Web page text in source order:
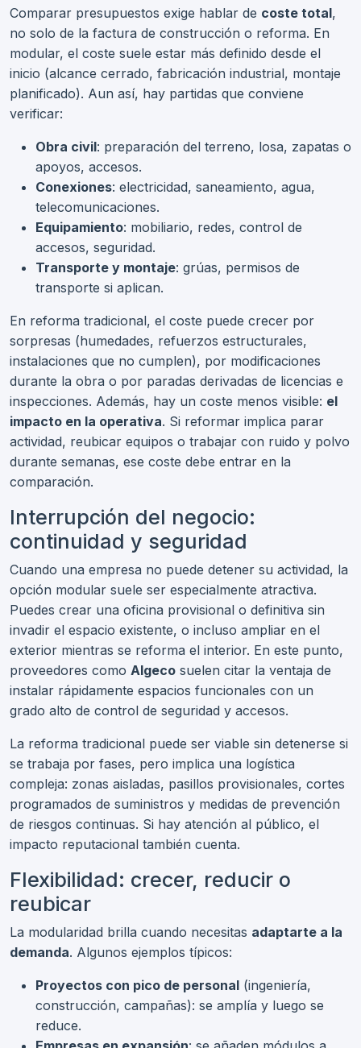
Comparar presupuestos exige hablar de coste total,
no solo de la factura de construcción o reforma. En
modular, el coste suele estar más definido desde el
inicio (alcance cerrado, fabricación industrial, montaje
planificado). Aun así, hay partidas que conviene
verificar:
Obra civil: preparación del terreno, losa, zapatas o
apoyos, accesos.
Conexiones: electricidad, saneamiento, agua,
telecomunicaciones.
Equipamiento: mobiliario, redes, control de
accesos, seguridad.
Transporte y montaje: grúas, permisos de
transporte si aplican.
En reforma tradicional, el coste puede crecer por
sorpresas (humedades, refuerzos estructurales,
instalaciones que no cumplen), por modificaciones
durante la obra o por paradas derivadas de licencias e
inspecciones. Además, hay un coste menos visible: el
impacto en la operativa. Si reformar implica parar
actividad, reubicar equipos o trabajar con ruido y polvo
durante semanas, ese coste debe entrar en la
comparación.
Interrupción del negocio:
continuidad y seguridad
Cuando una empresa no puede detener su actividad, la
opción modular suele ser especialmente atractiva.
Puedes crear una oficina provisional o definitiva sin
invadir el espacio existente, o incluso ampliar en el
exterior mientras se reforma el interior. En este punto,
proveedores como Algeco suelen citar la ventaja de
instalar rápidamente espacios funcionales con un
grado alto de control de seguridad y accesos.
La reforma tradicional puede ser viable sin detenerse si
se trabaja por fases, pero implica una logística
compleja: zonas aisladas, pasillos provisionales, cortes
programados de suministros y medidas de prevención
de riesgos continuas. Si hay atención al público, el
impacto reputacional también cuenta.
Flexibilidad: crecer, reducir o
reubicar
La modularidad brilla cuando necesitas adaptarte a la
demanda. Algunos ejemplos típicos:
Proyectos con pico de personal (ingeniería,
construcción, campañas): se amplía y luego se
reduce.